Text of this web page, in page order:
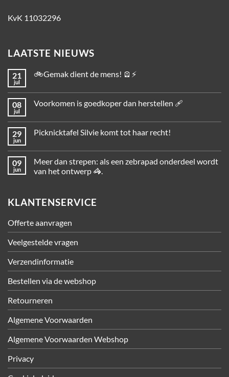
KvK 11032296
LAATSTE NIEUWS
21
jul
🚲Gemak dient de mens! 🪫⚡
08
jul
Voorkomen is goedkoper dan herstellen 🩹
29
jun
Picknicktafel Silvie komt tot haar recht!
09
jun
Meer dan strepen: als een zebrapad onderdeel wordt
van het ontwerp 🦓.
KLANTENSERVICE
Offerte aanvragen
Veelgestelde vragen
Verzendinformatie
Bestellen via de webshop
Retourneren
Algemene Voorwaarden
Algemene Voorwaarden Webshop
Privacy